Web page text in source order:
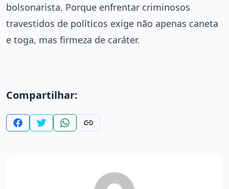
bolsonarista. Porque enfrentar criminosos
travestidos de políticos exige não apenas caneta
e toga, mas firmeza de caráter.
Compartilhar: